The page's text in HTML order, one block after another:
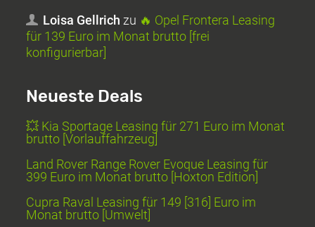
Loisa Gellrich zu 🔥 Opel Frontera Leasing
für 139 Euro im Monat brutto [frei
konfigurierbar]
Neueste Deals
💥 Kia Sportage Leasing für 271 Euro im Monat
brutto [Vorlauffahrzeug]
Land Rover Range Rover Evoque Leasing für
399 Euro im Monat brutto [Hoxton Edition]
Cupra Raval Leasing für 149 [316] Euro im
Monat brutto [Umwelt]